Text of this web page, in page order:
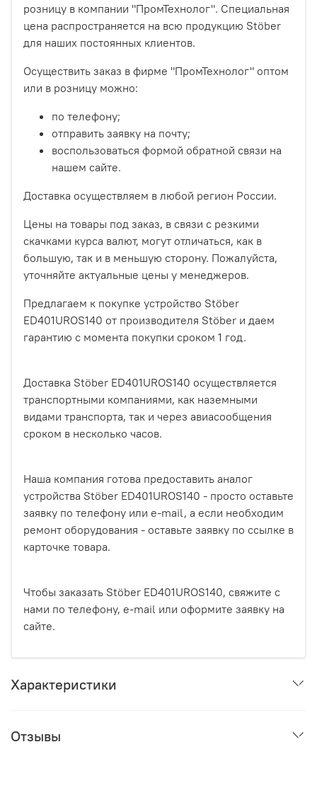
розницу в компании "ПромТехнолог". Специальная
цена распространяется на всю продукцию Stöber
для наших постоянных клиентов.
Осуществить заказ в фирме "ПромТехнолог" оптом
или в розницу можно:
по телефону;
отправить заявку на почту;
воспользоваться формой обратной связи на
нашем сайте.
Доставка осуществляем в любой регион России.
Цены на товары под заказ, в связи с резкими
скачками курса валют, могут отличаться, как в
большую, так и в меньшую сторону. Пожалуйста,
уточняйте актуальные цены у менеджеров.
Предлагаем к покупке устройство Stöber
ED401UROS140 от производителя Stöber и даем
гарантию с момента покупки сроком 1 год.
Доставка Stöber ED401UROS140 осуществляется
транспортными компаниями, как наземными
видами транспорта, так и через авиасообщения
сроком в несколько часов.
Наша компания готова предоставить аналог
устройства Stöber ED401UROS140 - просто оставьте
заявку по телефону или e-mail, а если необходим
ремонт оборудования - оставьте заявку по ссылке в
карточке товара.
Чтобы заказать Stöber ED401UROS140, свяжите с
нами по телефону, e-mail или оформите заявку на
сайте.
Характеристики
Отзывы